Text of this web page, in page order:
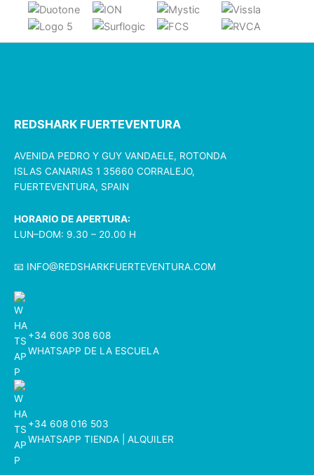
REDSHARK FUERTEVENTURA
AVENIDA PEDRO Y GUY VANDAELE, ROTONDA
ISLAS CANARIAS 1 35660 CORRALEJO,
FUERTEVENTURA, SPAIN
HORARIO DE APERTURA:
LUN–DOM: 9.30 – 20.00 H
📧 INFO@REDSHARKFUERTEVENTURA.COM
+34 606 308 608
WHATSAPP DE LA ESCUELA
+34 608 016 503
WHATSAPP TIENDA | ALQUILER